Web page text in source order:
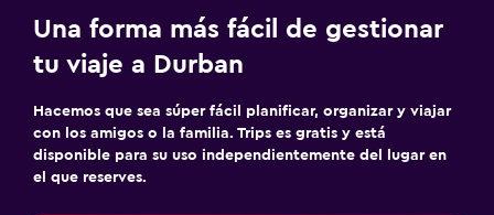
Una forma más fácil de gestionar
tu viaje a Durban
Hacemos que sea súper fácil planificar, organizar y viajar
con los amigos o la familia. Trips es gratis y está
disponible para su uso independientemente del lugar en
el que reserves.